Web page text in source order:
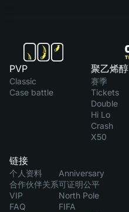
PVP
Classic
Case battle
聚乙烯醇
赛季
Tickets
Double
Hi Lo
Crash
X50
链接
个人资料
合作伙伴关系
VIP
FAQ
Anniversary
可证明公平
North Pole
FIFA